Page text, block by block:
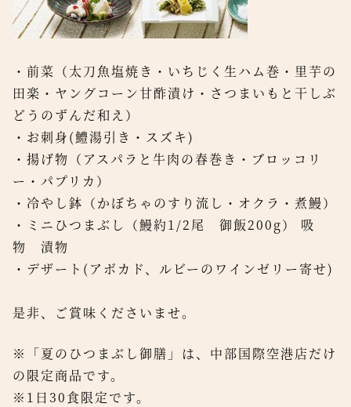
・前菜（太刀魚塩焼き・いちじく生ハム巻・里芋の
田楽・ヤングコーン甘酢漬け・さつまいもと干しぶ
どうのずんだ和え）
・お刺身(鱧湯引き・スズキ)
・揚げ物（アスパラと牛肉の春巻き・ブロッコリ
ー・パプリカ）
・冷やし鉢（かぼちゃのすり流し・オクラ・煮鰻）
・ミニひつまぶし（鰻約1/2尾 御飯200g） 吸
物 漬物
・デザート(アボカド、ルビーのワインゼリー寄せ)
是非、ご賞味くださいませ。
※「夏のひつまぶし御膳」は、中部国際空港店だけ
の限定商品です。
※1日30食限定です。